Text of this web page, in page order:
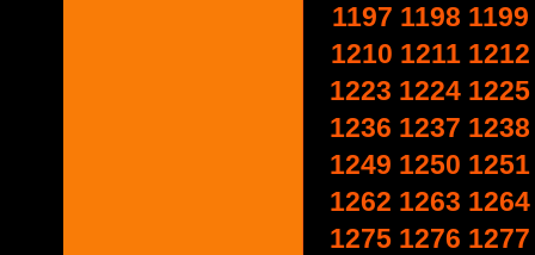
1197 1198 1199
1210 1211 1212
1223 1224 1225
1236 1237 1238
1249 1250 1251
1262 1263 1264
1275 1276 1277